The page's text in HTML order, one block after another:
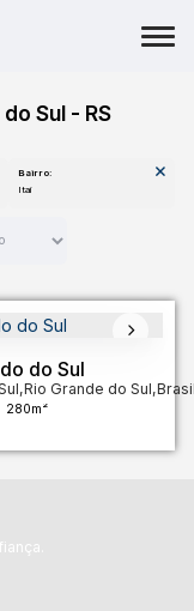
Sul - RS
do Sul
,Rio Grande do Sul,
280m²